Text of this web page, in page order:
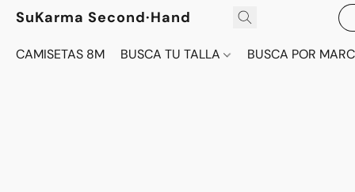
SuKarma Second·Hand
CAMISETAS 8M BUSCA TU TALLA BUSCA POR